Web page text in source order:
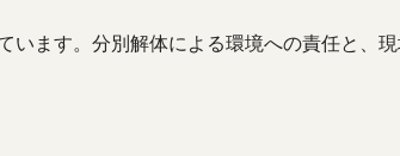
ます。分別解体による環境への責任と、